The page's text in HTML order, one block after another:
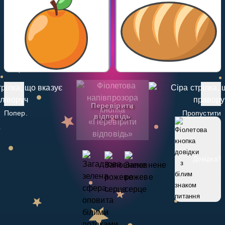
НАВЧАЛЬНИЙ ПЛАН
Select curriculum
Увійти
Попер.
Перевірити
відповідь
Пропустити